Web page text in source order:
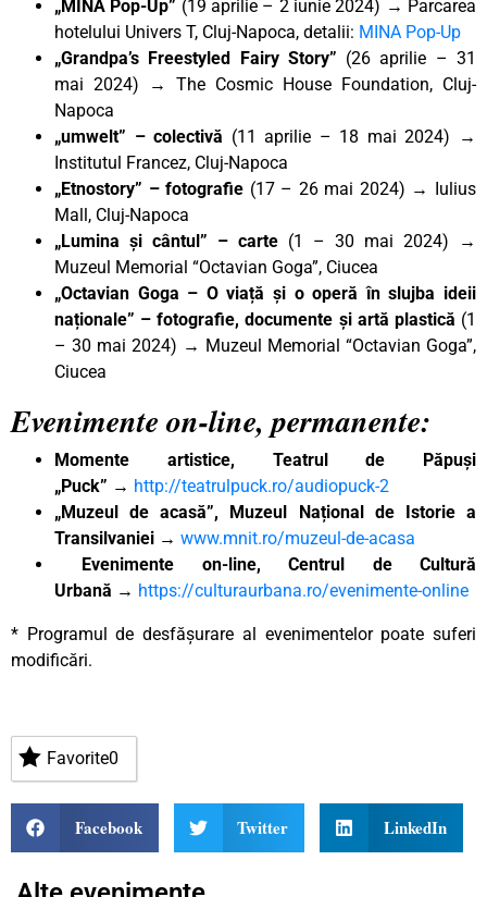
„MINA Pop-Up” (19 aprilie – 2 iunie 2024) → Parcarea
hotelului Univers T, Cluj-Napoca, detalii: MINA Pop-Up
„Grandpa’s Freestyled Fairy Story” (26 aprilie – 31
mai 2024) → The Cosmic House Foundation, Cluj-
Napoca
„umwelt” – colectivă (11 aprilie – 18 mai 2024) →
Institutul Francez, Cluj-Napoca
„Etnostory” – fotografie (17 – 26 mai 2024) → Iulius
Mall, Cluj-Napoca
„Lumina și cântul” – carte (1 – 30 mai 2024) →
Muzeul Memorial “Octavian Goga”, Ciucea
„Octavian Goga – O viață și o operă în slujba ideii
naționale” – fotografie, documente și artă plastică (1
– 30 mai 2024) → Muzeul Memorial “Octavian Goga”,
Ciucea
Evenimente on-line, permanente:
Momente artistice, Teatrul de Păpuși
„Puck” → http://teatrulpuck.ro/audiopuck-2
„Muzeul de acasă”, Muzeul Național de Istorie a
Transilvaniei → www.mnit.ro/muzeul-de-acasa
Evenimente on-line, Centrul de Cultură
Urbană → https://culturaurbana.ro/evenimente-online
* Programul de desfășurare al evenimentelor poate suferi
modificări.
Favorite0
Facebook Twitter LinkedIn